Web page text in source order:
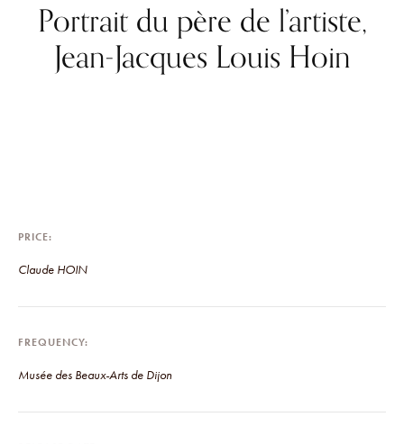
Portrait du père de l’artiste,
Jean-Jacques Louis Hoin
PRICE
Claude HOIN
FREQUENCY
Musée des Beaux-Arts de Dijon